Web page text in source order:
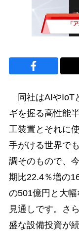
同社はAIやIoT
ギを握る高性能
工装置とそれに
手がける世界で
調そのもので、
期比22.4％増の
の501億円と大
見通しです。さ
盛な設備投資が